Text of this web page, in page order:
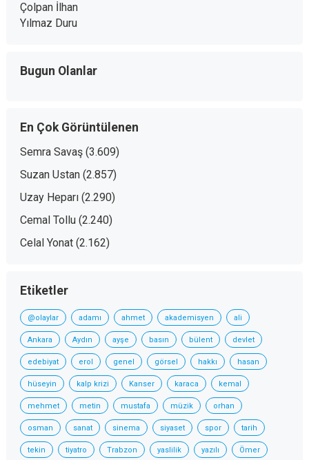
Çolpan İlhan
Yılmaz Duru
Bugun Olanlar
En Çok Görüntülenen
Semra Savaş (3.609)
Suzan Ustan (2.857)
Uzay Heparı (2.290)
Cemal Tollu (2.240)
Celal Yonat (2.162)
Etiketler
@olaylar adamı ahmet akademisyen ali
Ankara Aydın ayşe basın bülent devlet
edebiyat erol genel görsel hakkı hasan
hüseyin kalp krizi Kanser karaca kemal
mehmet metin mustafa müzik orhan
osman sanat sinema siyaset spor tarih
tekin tiyatro Trabzon yaslilik yazılı Ömer